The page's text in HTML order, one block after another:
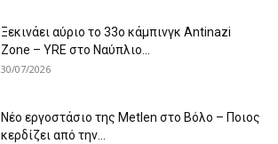
Ξεκινάει αύριο το 33ο κάμπινγκ Antinazi
Zone – YRE στο Ναύπλιο...
30/07/2026
Νέο εργοστάσιο της Metlen στο Βόλο – Ποιος
κερδίζει από την...